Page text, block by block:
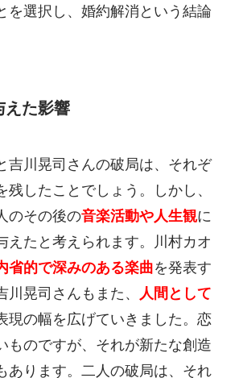
を選択し、婚約解消という結論
えた影響
吉川晃司さんの破局は、それぞ
残したことでしょう。しかし、
のその後の音楽活動や人生観に
えたと考えられます。川村カオ
省的で深みのある楽曲を発表す
川晃司さんもまた、
人間として
現の幅を広げていきました。恋
ものですが、それが新たな創造
あります。二人の破局は、それ